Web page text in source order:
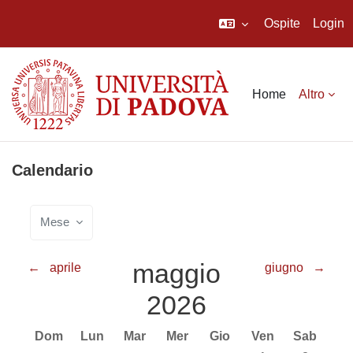
Ospite Login
Home Altro
Calendario
Mese
← aprile
maggio
2026
giugno →
Domenica
Dom Lunedi
Lun Martedì
Mar Mercoledì
Mer Giovedì
Gio Venerdì
Ven Sabato
Sab